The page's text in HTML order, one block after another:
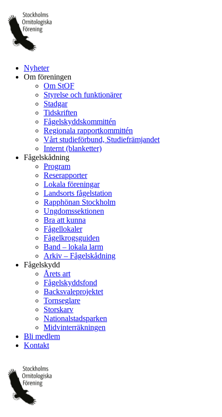
till
innehåll
Nyheter
Om föreningen
Om StOF
Styrelse och funktionärer
Stadgar
Tidskriften
Fågelskyddskommittén
Regionala rapportkommittén
Vårt studieförbund, Studiefrämjandet
Internt (blanketter)
Fågelskådning
Program
Reserapporter
Lokala föreningar
Landsorts fågelstation
Rapphönan Stockholm
Ungdomssektionen
Bra att kunna
Fågellokaler
Fågelkrogsguiden
Band – lokala larm
Arkiv – Fågelskådning
Fågelskydd
Årets art
Fågelskyddsfond
Backsvaleprojektet
Tornseglare
Storskarv
Nationalstadsparken
Midvinterräkningen
Bli medlem
Kontakt